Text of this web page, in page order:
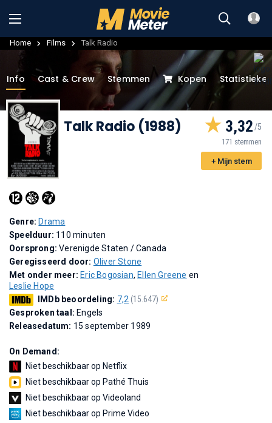
Home Films Talk Radio
Info Cast & Crew Stemmen Kopen
Talk Radio (1988) 3,32
171 stemmen
+ Mijn stem
Genre: Drama
Speelduur: 110 minuten
Oorsprong:Verenigde Staten / Canada
Geregisseerd door: Oliver Stone
Met onder meer: Eric Bogosian, Ellen Greene en
Leslie Hope
IMDb beoordeling: 7,2 (15.647)
Gesproken taal: Engels
Releasedatum: 15 september 1989
On Demand:
Niet beschikbaar op Netflix
Niet beschikbaar op Pathé Thuis
Niet beschikbaar op Videoland
Niet beschikbaar op Prime Video